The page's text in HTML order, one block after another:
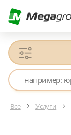
Все Услуги